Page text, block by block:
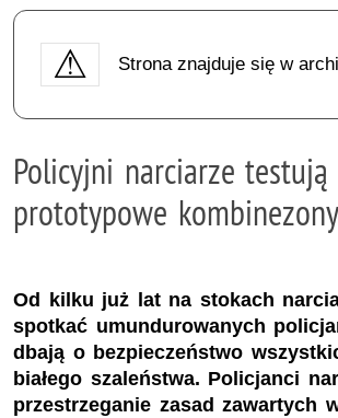
Strona znajduje się w
Policyjni narciarze testują
prototypowe kombinezony
Od kilku już lat na stokach
spotkać umundurowanych
dbają o bezpieczeństwo
białego szaleństwa. Policjanci
przestrzeganie zasad zawartych